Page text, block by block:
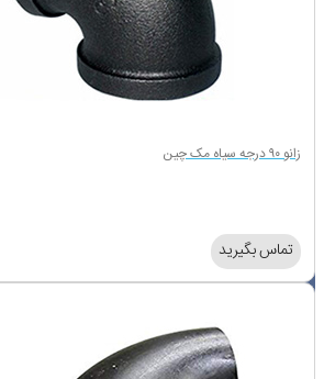
زانو ۹۰ درجه سیاه مک چین
تماس بگیرید